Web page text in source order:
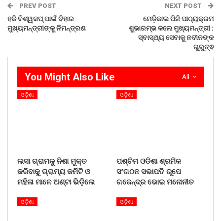
ସାଂସ୍କୃତିକ କେନ୍ଦ୍ର(ପଶ୍ଚିମବଙ୍ଗ)ର ଶିଳ୍ପୀମାନେ ଦଳଗତ ଓଡିଶୀ
ନୃତ୍ୟ ପରିବେଷଣ କରିଥିଲେ । ତି. ତୁଲିକା ରେଡ୍ଡି,ଭୁବନେଶ୍ୱର,
ଦିପ୍ରୀମୟୀ ସାହୁ(ବ୍ରହ୍ମପୁର),ଦେବାଂଶୀ ନିକିତା ଚୌଧୁରୀ,ଭୁବନେଶ୍ୱର
ଏକକ ଓଡିଶୀ ନୃତ୍ୟ ପରିବେଷଣ କରିଥିବା ବେଳେ ସୂଜାତା
PREV POST
ହକି ବିଶ୍ୱକପ୍ ପାଇଁ ବିହାର
ମୁଖ୍ୟମନ୍ତ୍ରୀଙ୍କୁ ନିମନ୍ତ୍ରଣ
NEXT POST
ମେଡ଼ିକାଲ ପିଜି ପାଠ୍ୟକ୍ରମ
ଶୁଭାରମ୍ଭ କଲେ ମୁଖ୍ୟମନ୍ତ୍ରୀ :
ସ୍ବାସ୍ଥ୍ୟ ସେବାକୁ ନବୀନଙ୍କ
ଗୁରୁତ୍ଵ
All
You Might Also Like
ଓଡ଼ିଶା
ଲସା ଗ୍ରାମକୁ ନିଶା ମୁକ୍ତ
କରିବାକୁ ଗ୍ରାମ୍ୟ କମିଟି ଓ
ମହିଳା ମାନେ ଅଣ୍ଟା ଭିଡ଼ିଲେ
ଓଡ଼ିଶା
ପଶ୍ଚିମ ଓଡିଶା ଶ୍ରମିକ
ସଂଗଠନ ସଭାପତି ରୂପେ
ଗଜେନ୍ଦ୍ର ଭୋଇ ମନୋନୀତ
ଓଡ଼ିଶା ଓଡ଼ିଶା